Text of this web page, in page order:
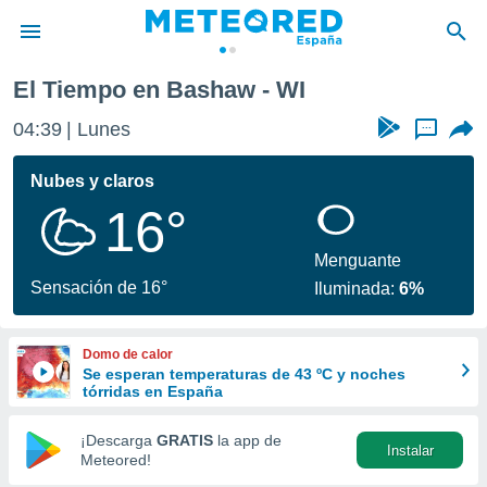
de
por
se
calidad.
a este
las
y
forma
digital
basada
El Tiempo en Bashaw - WI
04:39 Lunes ...
Nubes y claros
16°
Sensación de 16°
Menguante
Iluminada:6%
Domo de calor
Se esperan temperaturas de 43 ºC y noches
tórridas en España
¡Descarga GRATIS la app de
Meteored!
Instalar